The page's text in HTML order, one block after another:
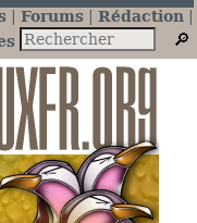
Forums
Rédaction